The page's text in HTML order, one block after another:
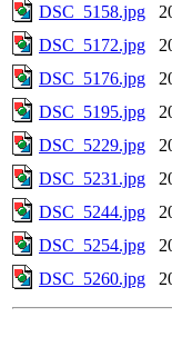
DSC_5158.jpg
DSC_5172.jpg
DSC_5176.jpg
DSC_5195.jpg
DSC_5229.jpg
DSC_5231.jpg
DSC_5244.jpg
DSC_5254.jpg
DSC_5260.jpg